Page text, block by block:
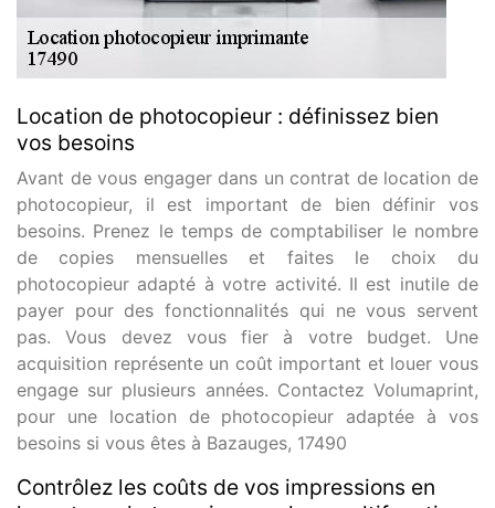
Location de photocopieur : définissez bien
vos besoins
Avant de vous engager dans un contrat de location de
photocopieur, il est important de bien définir vos
besoins. Prenez le temps de comptabiliser le nombre
de copies mensuelles et faites le choix du
photocopieur adapté à votre activité. Il est inutile de
payer pour des fonctionnalités qui ne vous servent
pas. Vous devez vous fier à votre budget. Une
acquisition représente un coût important et louer vous
engage sur plusieurs années. Contactez Volumaprint,
pour une location de photocopieur adaptée à vos
besoins si vous êtes à Bazauges, 17490
Contrôlez les coûts de vos impressions en